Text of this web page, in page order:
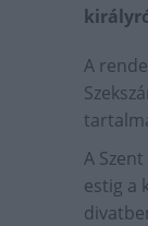
A
A
estig a